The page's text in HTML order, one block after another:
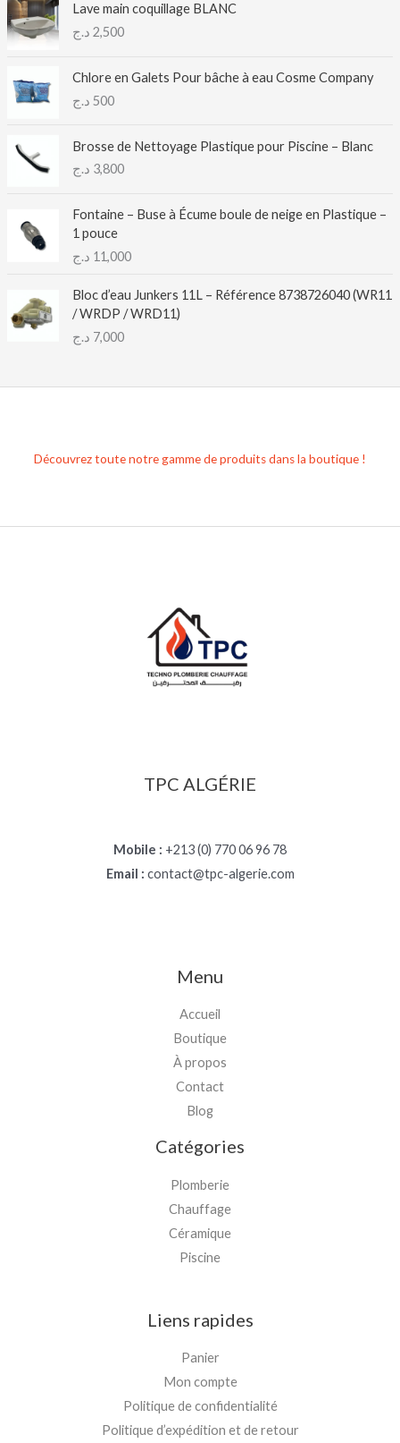
Lave main coquillage BLANC
2,500 د.ج
Chlore en Galets Pour bâche à eau Cosme Company
500 د.ج
Brosse de Nettoyage Plastique pour Piscine – Blanc
3,800 د.ج
Fontaine – Buse à Écume boule de neige en Plastique –
1 pouce
11,000 د.ج
Bloc d’eau Junkers 11L – Référence 8738726040 (WR11
/ WRDP / WRD11)
7,000 د.ج
Découvrez toute notre gamme de produits dans la boutique !
TPC ALGÉRIE
Mobile : +213 (0) 770 06 96 78
Email : contact@tpc-algerie.com
Menu
Accueil
Boutique
À propos
Contact
Blog
Catégories
Plomberie
Chauffage
Céramique
Piscine
Liens rapides
Panier
Mon compte
Politique de confidentialité
Politique d’expédition et de retour